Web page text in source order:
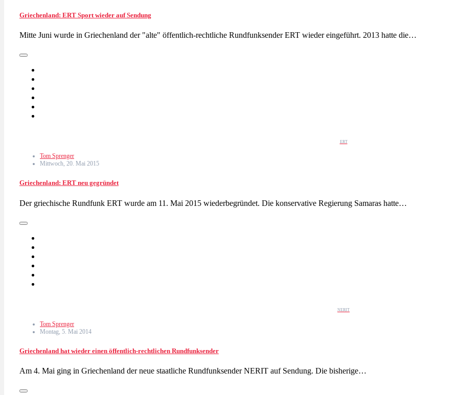
Griechenland: ERT Sport wieder auf Sendung
Mitte Juni wurde in Griechenland der "alte" öffentlich-rechtliche Rundfunksender ERT wieder eingeführt. 2013 hatte die…
ERT
Tom Sprenger
Mittwoch, 20. Mai 2015
Griechenland: ERT neu gegründet
Der griechische Rundfunk ERT wurde am 11. Mai 2015 wiederbegründet. Die konservative Regierung Samaras hatte…
NERIT
Tom Sprenger
Montag, 5. Mai 2014
Griechenland hat wieder einen öffentlich-rechtlichen Rundfunksender
Am 4. Mai ging in Griechenland der neue staatliche Rundfunksender NERIT auf Sendung. Die bisherige…